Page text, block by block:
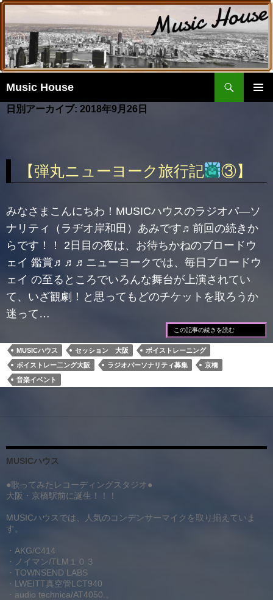
Music House
検
ン
日別アーカイブ: 2018年9月26日
【弾丸ニューヨーク旅行記 ③】
みなさまこんにちわ！MUSICハウスのラジオパ―ソ
ナリティ（ラヂオ岸和田）あみです♬前回の続きか
らです！！ 2日目の夜は、お待ちかねのブロードウ
ェイ 鑑賞♬♬♬ニューヨークでは、毎日ブロードウ
ェイ の至るところでいろんな舞台が上演されてい
て、いざ観劇！と思ってもどのチケットを取ろうか
迷って…
この記事の続きを読む
MUSICハウス セッション 大阪
ボイストレーニング
ボイストレー二ング大阪
ラジオパーソナリティ募集
京橋
音楽イベント
MUSICハウス
●歌ってみたレコーディングスタジオ●
大阪・京橋駅前に誕生！！！
MUSICハウスでは、人気のコンデンサーマイクを取り揃えていま
す。
・AKG/C414
・ノイマン/TLM１０３
・TOWNSEND LABS
・LWEITT真空管LCT940
・audio technica/AT4050.。